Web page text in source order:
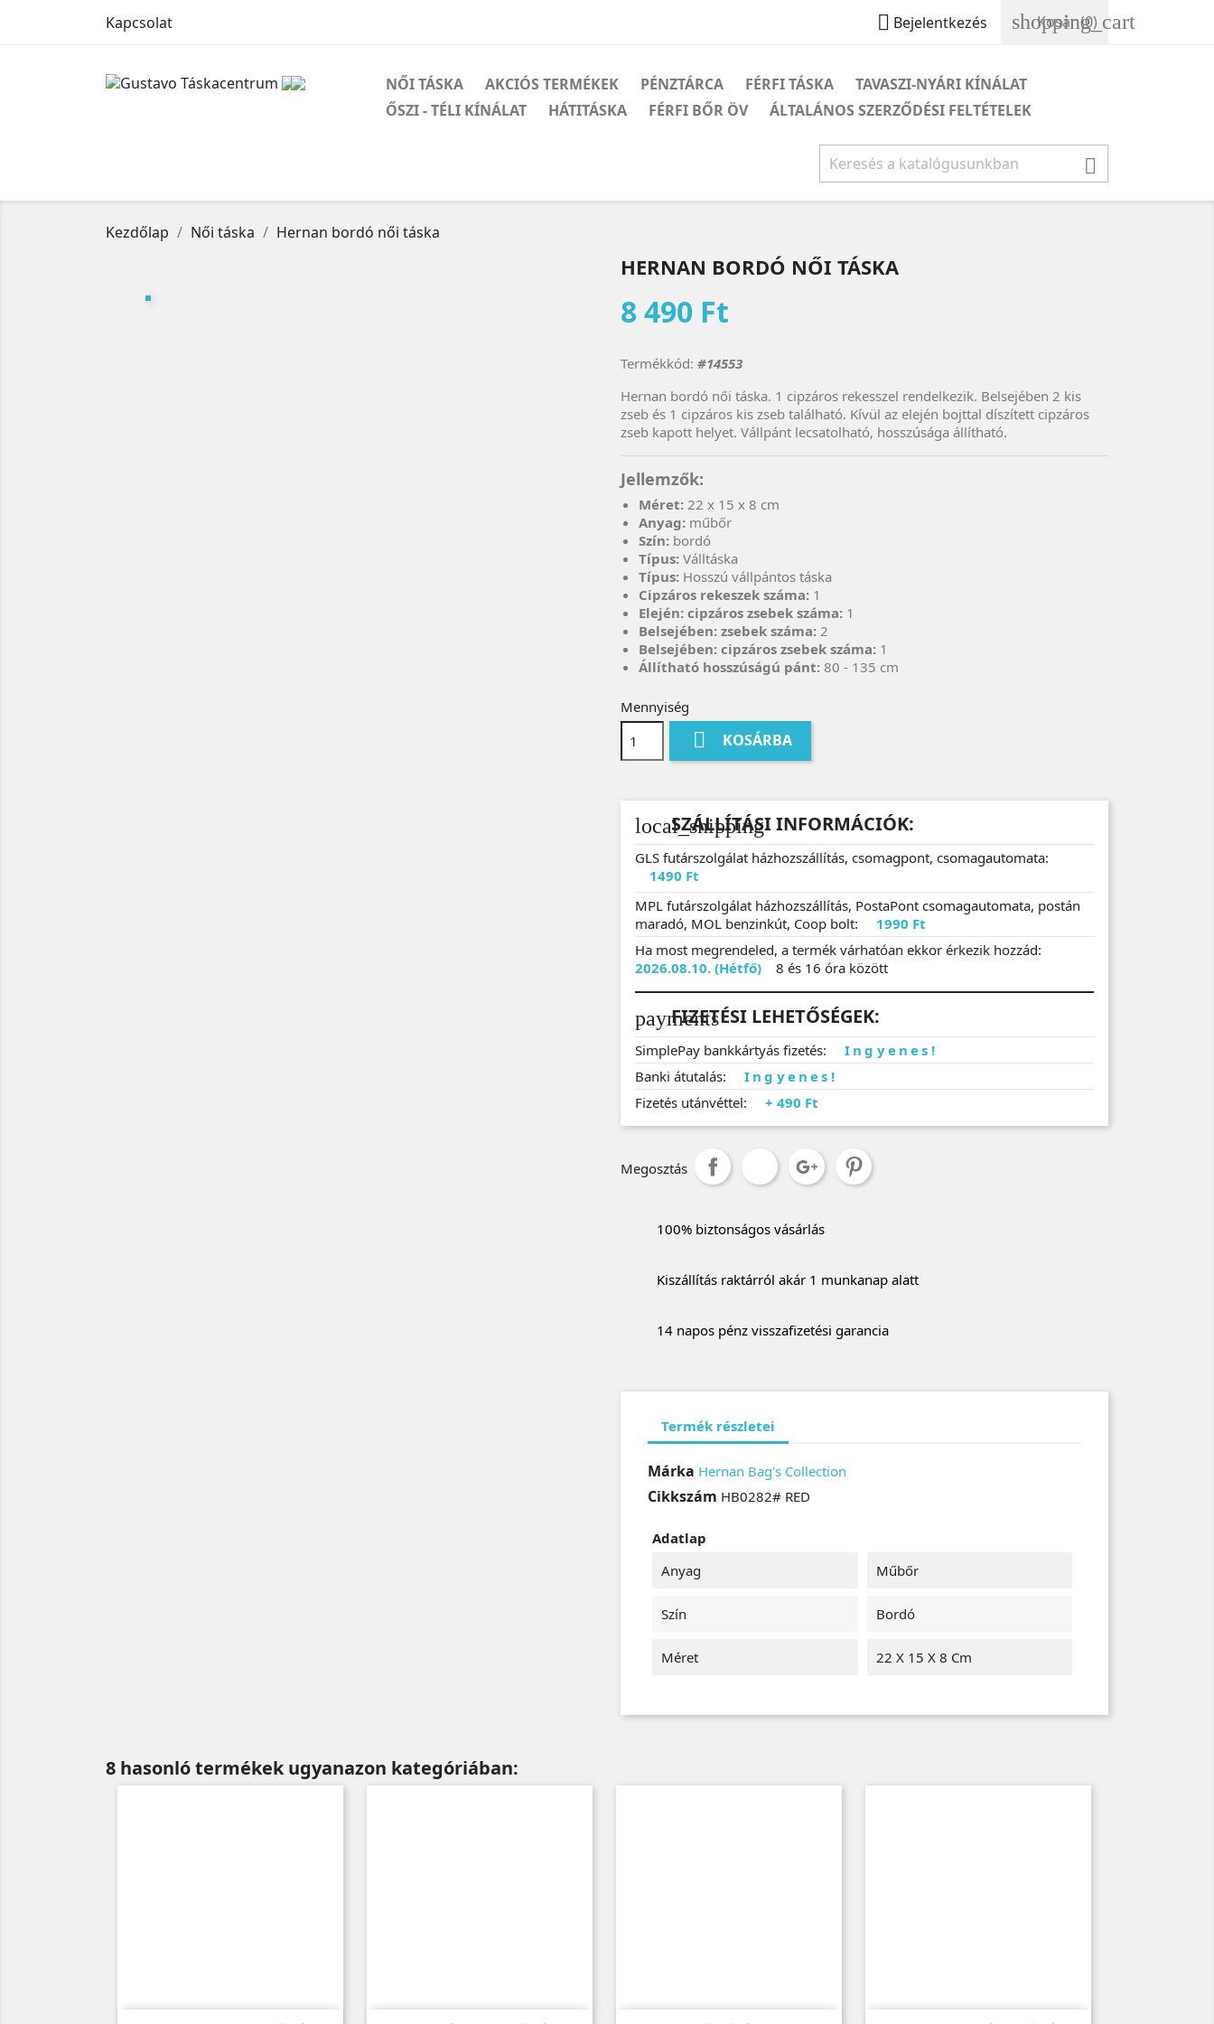
Kapcsolat  Bejelentkezés shopping_cart
Kosár(0)
NŐI TÁSKA AKCIÓS TERMÉKEK PÉNZTÁRCA FÉRFI TÁSKA
TAVASZI-NYÁRI KÍNÁLAT
ŐSZI - TÉLI KÍNÁLAT
HÁTITÁSKA FÉRFI BŐR ÖV ÁLTALÁNOS SZERZŐDÉSI FELTÉTELEK

Kezdőlap Női táska Hernan bordó női táska
HERNAN BORDÓ NŐI TÁSKA
8 490 Ft
Termékkód: #14553
Hernan bordó női táska. 1 cipzáros rekesszel rendelkezik. Belsejében 2 kis
zseb és 1 cipzáros kis zseb található. Kívül az elején bojttal díszített cipzáros
zseb kapott helyet. Vállpánt lecsatolható, hosszúsága állítható.
Jellemzők:
Méret: 22 x 15 x 8 cm
Anyag: műbőr
Szín: bordó
Típus: Válltáska
Típus: Hosszú vállpántos táska
Cipzáros rekeszek száma: 1
Elején: cipzáros zsebek száma: 1
Belsejében: zsebek száma: 2
Belsejében: cipzáros zsebek száma: 1
Állítható hosszúságú pánt: 80 - 135 cm
Mennyiség
 KOSÁRBA
local_shipping
SZÁLLÍTÁSI INFORMÁCIÓK:
GLS futárszolgálat házhozszállítás, csomagpont, csomagautomata:
1490 Ft
MPL futárszolgálat házhozszállítás, PostaPont csomagautomata, postán
maradó, MOL benzinkút, Coop bolt:
1990 Ft
Ha most megrendeled, a termék várhatóan ekkor érkezik hozzád:
2026.08.10. (Hétfő)
8 és 16 óra között
payments
FIZETÉSI LEHETŐSÉGEK:
SimplePay bankkártyás fizetés:
Ingyenes!
Banki átutalás:
Ingyenes!
Fizetés utánvéttel:
+ 490 Ft
Megosztás
100% biztonságos vásárlás
Kiszállítás raktárról akár 1 munkanap alatt
14 napos pénz visszafizetési garancia
Termék részletei
Márka Hernan Bag's Collection
Cikkszám HB0282# RED
Adatlap
Anyag
Műbőr
Szín Bordó
Méret 22 X 15 X 8 Cm
8 hasonló termékek ugyanazon kategóriában: